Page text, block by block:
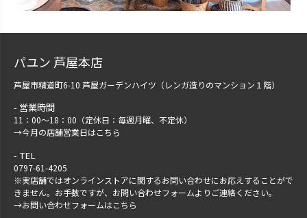
パユン 芦屋本店
芦屋市精道町6-10 芦屋ガーデンハイツ（レンガ造りのマンション１階）
営業時間
11：00～18：00（定休日：毎週月曜、不定休）
→今月の店舗営業日はこちら
TEL
0797-61-4205
※実店舗ではオンラインストアに関するお問い合わせにお応えすることがで
きません。お手数ですが、 お問い合わせフォームよりご連絡ください。
→お問い合わせフォームはこちら